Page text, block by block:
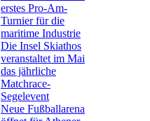
erstes Pro-Am-
Turnier für die
maritime Industrie
Die Insel Skiathos
veranstaltet im Mai
das jährliche
Matchrace-
Segelevent
Neue Fußballarena